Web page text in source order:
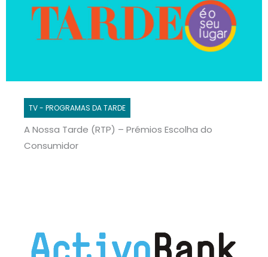
TV - PROGRAMAS DA TARDE
A Nossa Tarde (RTP) – Prémios Escolha do
Consumidor